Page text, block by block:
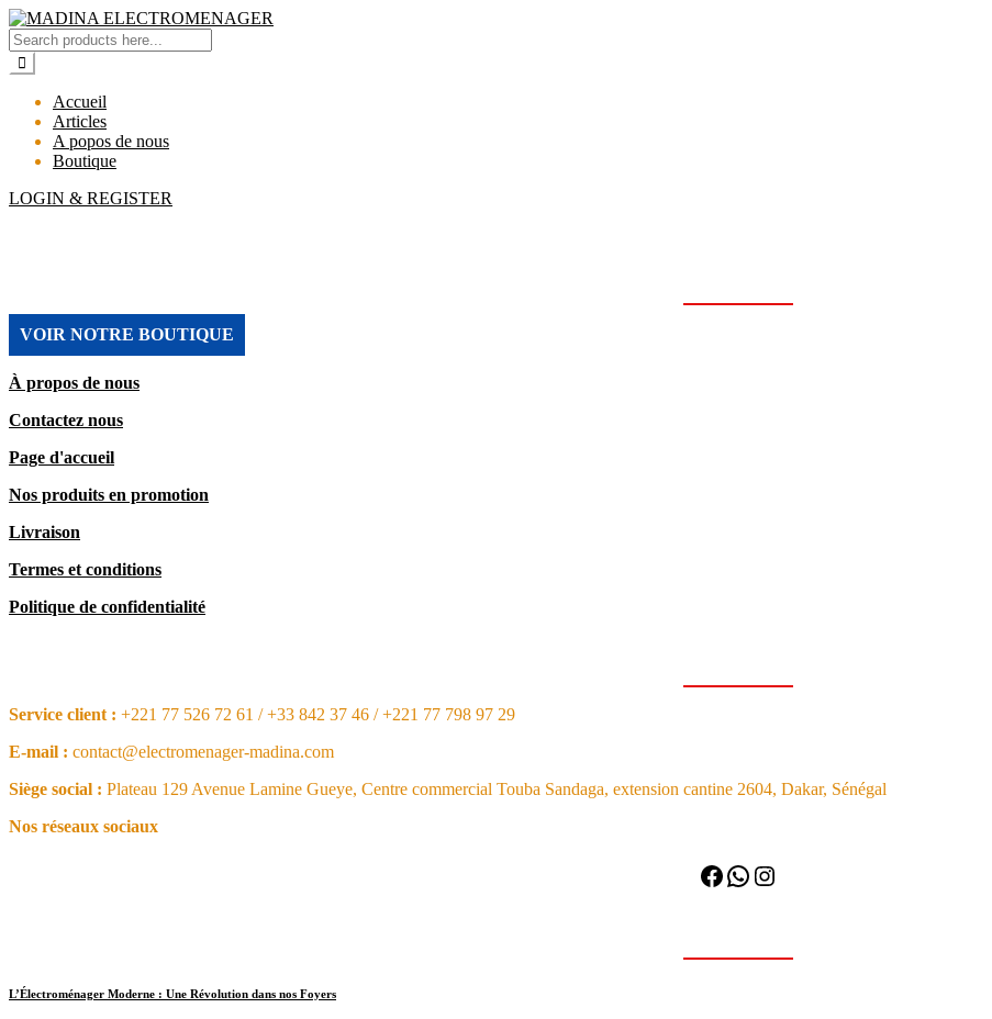
Accueil
Articles
A popos de nous
Boutique
LOGIN & REGISTER
VOIR NOTRE BOUTIQUE
À propos de nous
Contactez nous
Page d'accueil
Nos produits en promotion
Livraison
Termes et conditions
Politique de confidentialité
Service client : +221 77 526 72 61 / +33 842 37 46 / +221 77 798 97 29
E-mail : contact@electromenager-madina.com
Siège social : Plateau 129 Avenue Lamine Gueye, Centre commercial Touba Sandaga, extension cantine 2604, Dakar, Sénégal
Nos réseaux sociaux
Facebook
WhatsApp
Instagram
L’Électroménager Moderne : Une Révolution dans nos Foyers